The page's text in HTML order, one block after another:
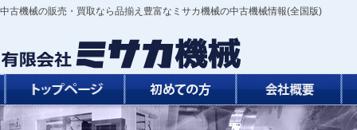
中古機械の販売・買取なら品揃え豊富なミサカ機械の中古機械情報(全国版)